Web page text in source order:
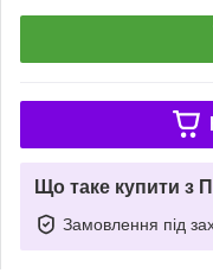
Що таке купити з
Замовлення під